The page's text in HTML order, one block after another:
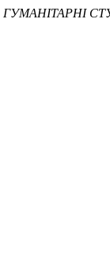
ГУМАНІТАРНІ